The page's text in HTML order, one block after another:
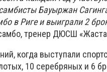
Бауыржан
в Риге и выиграли 2
тренер ДЮСШ
когда выступали
10 серебряных и 6